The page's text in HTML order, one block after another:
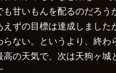
も甘いもんを配るのだろう
えずの目標は達成しました
らない。というより、終わ
高の天気で、次は天狗ヶ城